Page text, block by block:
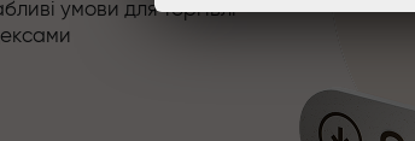
умови для торгівлі